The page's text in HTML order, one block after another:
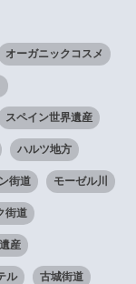
オーガニックコスメ
スペイン世界遺産
ハルツ地方
街道 モーゼル川
街道
産
ル 古城街道